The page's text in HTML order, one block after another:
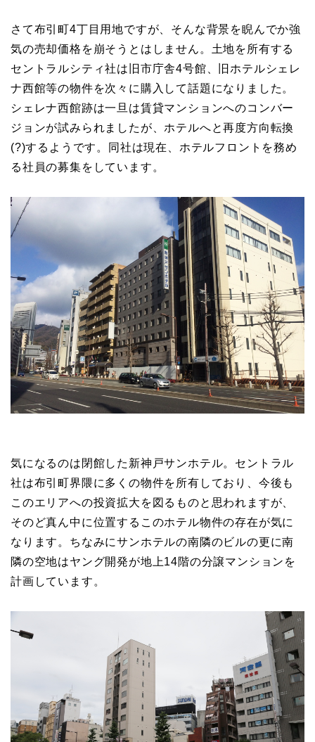
さて布引町4丁目用地ですが、そんな背景を睨んでか強
気の売却価格を崩そうとはしません。土地を所有する
セントラルシティ社は旧市庁舎4号館、旧ホテルシェレ
ナ西館等の物件を次々に購入して話題になりました。
シェレナ西館跡は一旦は賃貸マンションへのコンバー
ジョンが試みられましたが、ホテルへと再度方向転換
(?)するようです。同社は現在、ホテルフロントを務め
る社員の募集をしています。
気になるのは閉館した新神戸サンホテル。セントラル
社は布引町界隈に多くの物件を所有しており、今後も
このエリアへの投資拡大を図るものと思われますが、
そのど真ん中に位置するこのホテル物件の存在が気に
なります。ちなみにサンホテルの南隣のビルの更に南
隣の空地はヤング開発が地上14階の分譲マンションを
計画しています。